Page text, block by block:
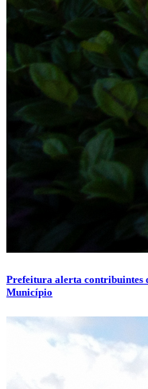
Prefeitura alerta contribuintes
Município